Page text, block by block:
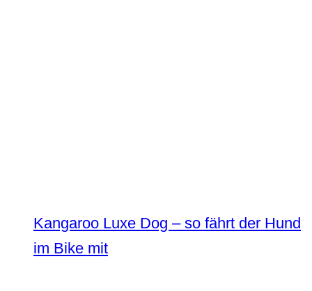
Kangaroo Luxe Dog – so fährt der Hund
im Bike mit